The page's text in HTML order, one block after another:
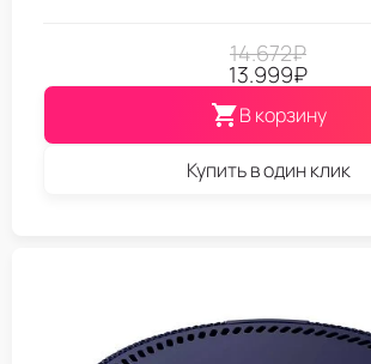
14.672₽
13.999₽
В корзину
Купить в один клик